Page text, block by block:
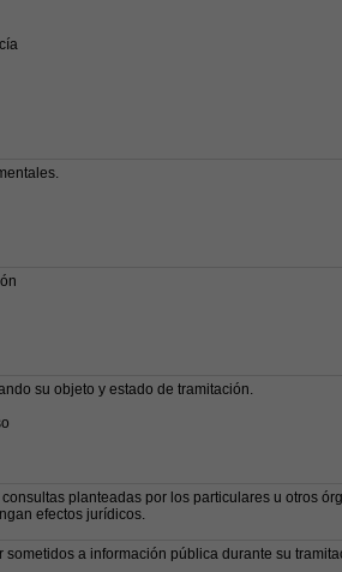
su objeto y estado de tramitación.
planteadas por los particulares u otros
efectos jurídicos.
a información pública durante su